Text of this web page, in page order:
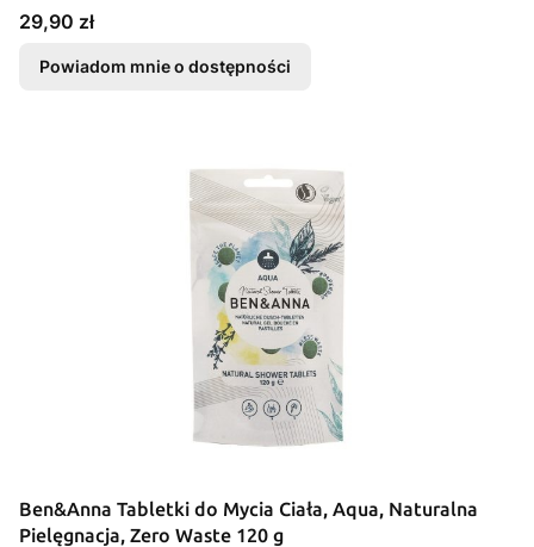
Cena
29,90 zł
Powiadom mnie o dostępności
Ben&Anna Tabletki do Mycia Ciała, Aqua, Naturalna
Pielęgnacja, Zero Waste 120 g